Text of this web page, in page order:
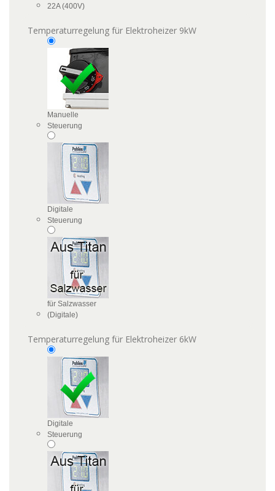
22A (400V)
Temperaturregelung für Elektroheizer 9kW
Manuelle
Steuerung
Digitale
Steuerung
für Salzwasser
(Digitale)
Temperaturregelung für Elektroheizer 6kW
Digitale
Steuerung